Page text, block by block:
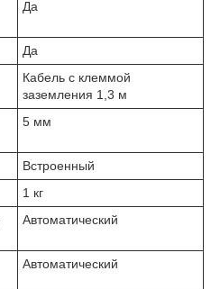
Да
Да
Кабель с клеммой
заземления 1,3 м
5 мм
Встроенный
1 кг
Автоматический
Автоматический